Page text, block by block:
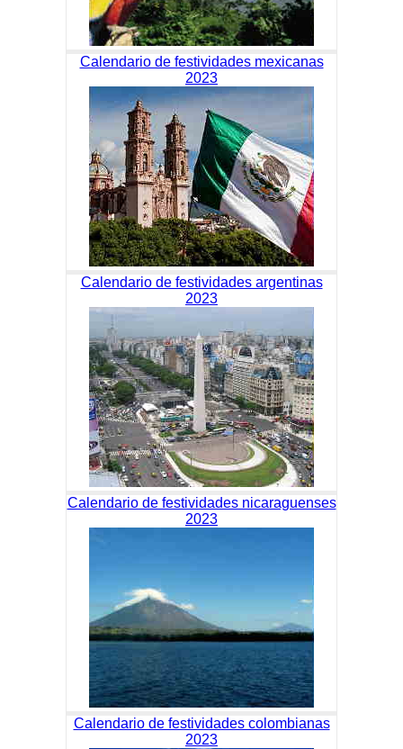
Calendario de festividades mexicanas
2023
Calendario de festividades argentinas
2023
Calendario de festividades nicaraguenses
2023
Calendario de festividades colombianas
2023